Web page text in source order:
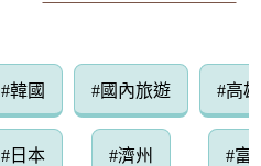
#韓國
#日本
#國內旅遊
#濟州
#高
#富